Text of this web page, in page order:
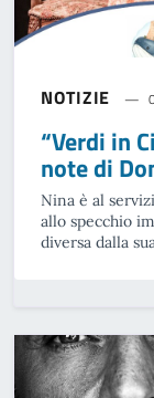
NOTIZIE
“Verdi in
note di
Nina è al
allo specchio
diversa dalla